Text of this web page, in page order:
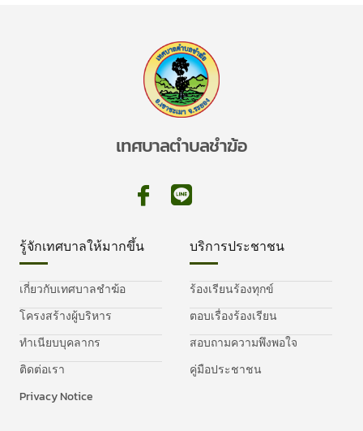
เทศบาลตำบลชำฆ้อ
รู้จักเทศบาลให้มากขึ้น
เกี่ยวกับเทศบาลชำฆ้อ
โครงสร้างผู้บริหาร
ทำเนียบบุคลากร
ติดต่อเรา
Privacy Notice
บริการประชาชน
ร้องเรียนร้องทุกข์
ตอบเรื่องร้องเรียน
สอบถามความพึงพอใจ
คู่มือประชาชน